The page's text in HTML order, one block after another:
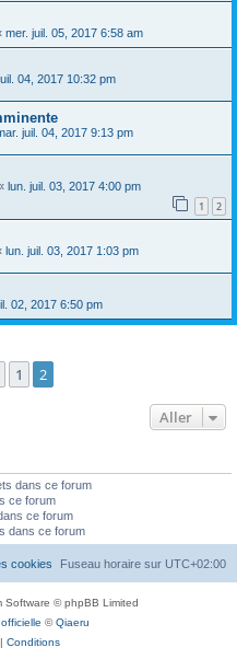
mer. juil. 05, 2017 6:58 am
04, 2017 10:32 pm
juil. 04, 2017 9:13 pm
lun. juil. 03, 2017 4:00 pm
1 2
lun. juil. 03, 2017 1:03 pm
02, 2017 6:50 pm
Précédent
1 2
Aller
dans ce forum
ce forum
ce forum
dans ce forum
Fuseau horaire sur UTC+02:00
cookies
Software © phpBB Limited
©Qiaeru
| Conditions